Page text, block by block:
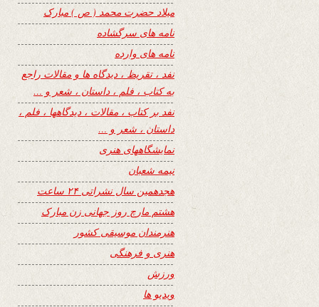
میلاد حضرت محمد ( ص ) مبارک
نامه های سرگشاده
نامه های وارده
نفد ، تقریظ ، دیدگاه ها و مقالات راجع
به کتاب ، فلم ، داستان ، شعر و …
نفد بر کتاب ، مقالات ، دیدگاهها ، فلم ،
داستان ، شعر و …
نمایشگاههای هنری
نیمه شعبان
هجدهمین سال نشراتی ۲۴ ساعت
هشتم مارچ روز جهانی زن مبارک
هنرمندان موسیقی کشور
هنری و فرهنگی
ورزش
ویدیو ها